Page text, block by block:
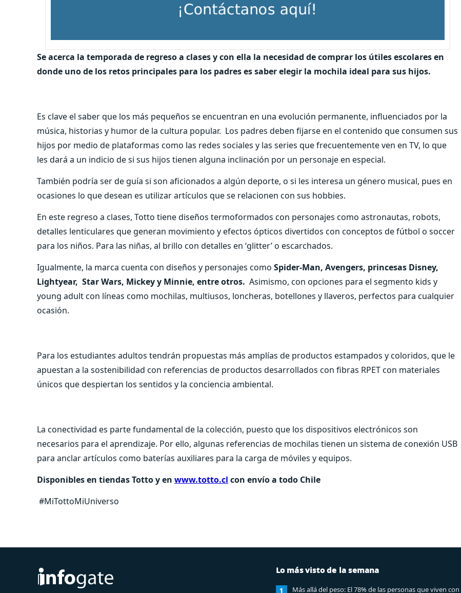
Se acerca la temporada de regreso a clases y con ella la necesidad de comprar los útiles escolares en
donde uno de los retos principales para los padres es saber elegir la mochila ideal para sus hijos.
Es clave el saber que los más pequeños se encuentran en una evolución permanente, influenciados por la
música, historias y humor de la cultura popular. Los padres deben fijarse en el contenido que consumen sus
hijos por medio de plataformas como las redes sociales y las series que frecuentemente ven en TV, lo que
les dará a un indicio de si sus hijos tienen alguna inclinación por un personaje en especial.
También podría ser de guía si son aficionados a algún deporte, o si les interesa un género musical, pues en
ocasiones lo que desean es utilizar artículos que se relacionen con sus hobbies.
En este regreso a clases, Totto tiene diseños termoformados con personajes como astronautas, robots,
detalles lenticulares que generan movimiento y efectos ópticos divertidos con conceptos de fútbol o soccer
para los niños. Para las niñas, al brillo con detalles en ‘glitter’ o escarchados.
Igualmente, la marca cuenta con diseños y personajes como Spider-Man, Avengers, princesas Disney,
Lightyear, Star Wars, Mickey y Minnie, entre otros. Asimismo, con opciones para el segmento kids y
young adult con líneas como mochilas, multiusos, loncheras, botellones y llaveros, perfectos para cualquier
ocasión.
Para los estudiantes adultos tendrán propuestas más amplías de productos estampados y coloridos, que le
apuestan a la sostenibilidad con referencias de productos desarrollados con fibras RPET con materiales
únicos que despiertan los sentidos y la conciencia ambiental.
La conectividad es parte fundamental de la colección, puesto que los dispositivos electrónicos son
necesarios para el aprendizaje. Por ello, algunas referencias de mochilas tienen un sistema de conexión USB
para anclar artículos como baterías auxiliares para la carga de móviles y equipos.
Disponibles en tiendas Totto y en www.totto.cl con envío a todo Chile
#MiTottoMiUniverso
Lo más visto de la semana
1
Más allá del peso: El 78% de las personas que viven con